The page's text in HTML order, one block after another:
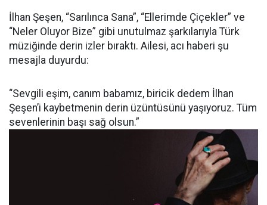
İlhan Şeşen, “Sarılınca Sana”, “Ellerimde Çiçekler” ve
“Neler Oluyor Bize” gibi unutulmaz şarkılarıyla Türk
müziğinde derin izler bıraktı. Ailesi, acı haberi şu
mesajla duyurdu:
“Sevgili eşim, canım babamız, biricik dedem İlhan
Şeşen’i kaybetmenin derin üzüntüsünü yaşıyoruz. Tüm
sevenlerinin başı sağ olsun.”